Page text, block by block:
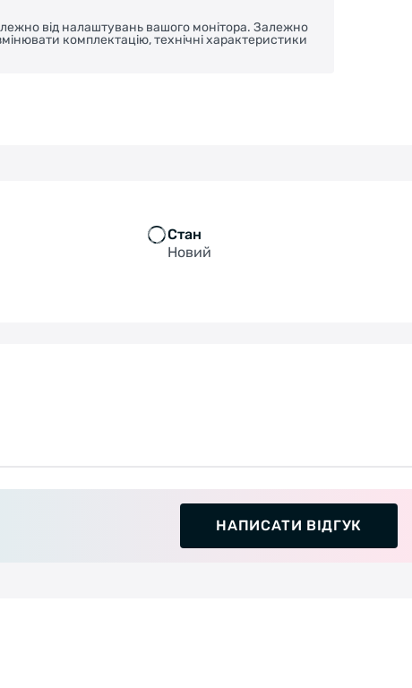
від налаштувань вашого монітора. Залежно
комплектацію, технічні характеристики
Стан
Новий
НАПИСАТИ ВІДГУК